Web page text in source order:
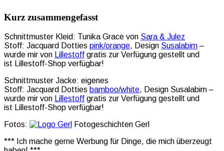
Kurz zusammengefasst
Schnittmuster Kleid: Tunika Grace von Sara & Julez
Stoff: Jacquard Dotties pink/orange, Design Susalabim –
wurde mir von Lillestoff gratis zur Verfügung gestellt und
ist Lillestoff-Shop verfügbar!
Schnittmuster Jacke: eigenes
Stoff: Jacquard Dotties bamboo/white, Design Susalabim –
wurde mir von Lillestoff gratis zur Verfügung gestellt und
ist Lillestoff-Shop verfügbar!
Fotos:
Fotogeschichten Gerl
*** Ich mache gerne Werbung für Dinge, die mich überzeugt